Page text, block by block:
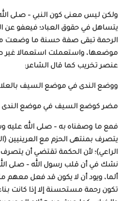
ولكن ليس معنى كون النبي – صلى
يتساهل في حقوق العباد؛ فيعفو عن
الرحمة تبقى صفة حسنة ما وضعت
موضعها، واستعملت استعمالا غير
عنصر تخريب كما قال الشاعر:
ووضع الندى في موضع السيف بالعلا
مضر كوضع السيف في موضع الندى
فمع ما وصفناه به – صلى الله عليه
يتصرف بمنتهى الحزم مع العرينيين
الراعي)؛ لأن الحكمة تقتضي أن
نشك في أن قلب رسول الله – صلى
ألما، ويود أن لا يكون قد فعل معهم
تكون رحمة مستحسنة إلا إذا كانت